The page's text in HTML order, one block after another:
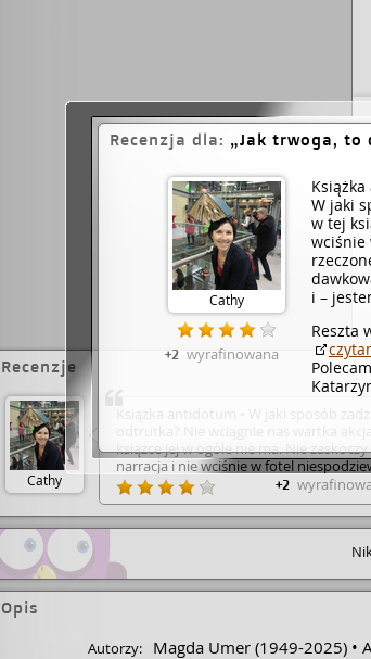
Recenzje
Cathy
książce jej w ogóle nie ma. Nie
narracja i nie wciśnie w fotel
rozbudowanej intrygi. Raczej nie
książki w ciągu jednego wieczoru. Tę
sobie dawkować dzieląc ją na dowolne
również nowość. Ale jest świeża i –
czytelnicy, których urzeknie. • Reszta
portalu Czytam w wannie. • [Link] •
Nowicka
+2
Opis
Autorzy: Magda Umer (1949-2025)
Recenzja dla: Jak trwoga, to
Cathy
+2 wyrafinowana
W jaki
w tej
wciśnie
i –
Reszta